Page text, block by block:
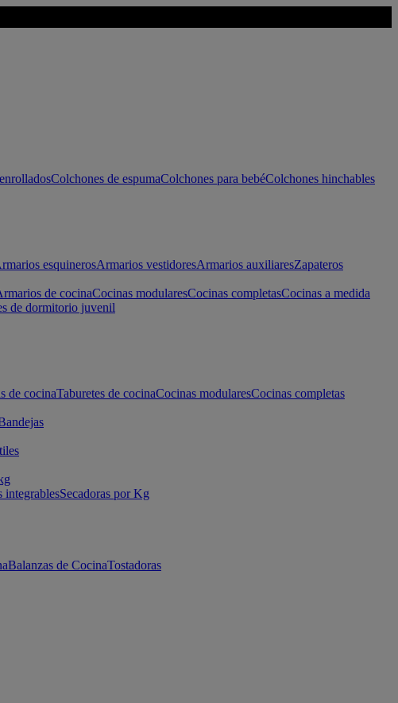
Colchones de espumaColchones para bebéColchones hinchables
esquinerosArmarios vestidoresArmarios auxiliaresZapateros
de cocinaCocinas modularesCocinas completasCocinas a medida
de dormitorio juvenil
de cocinaTaburetes de cocinaCocinas modularesCocinas completas
integrablesSecadoras por Kg
Balanzas de CocinaTostadoras